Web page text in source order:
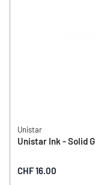
Unistar
Unistar Ink - Solid
CHF 16.00